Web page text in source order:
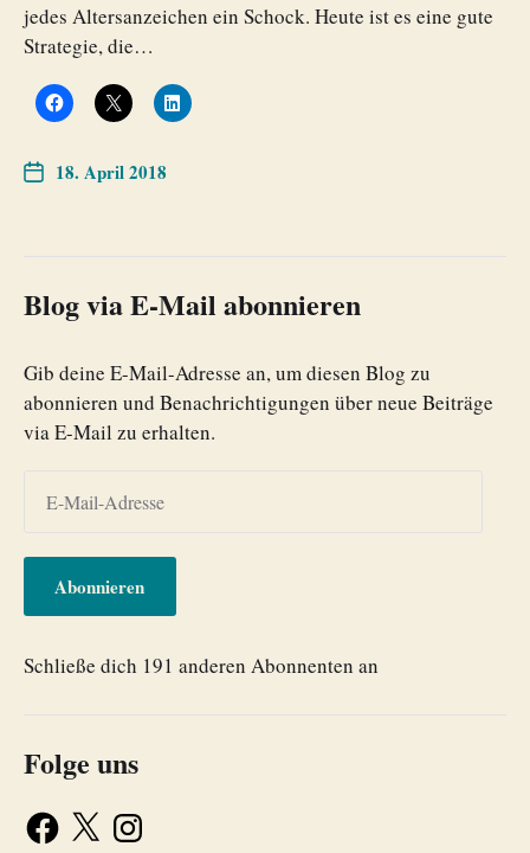
jedes Altersanzeichen ein Schock. Heute ist es eine gute
Strategie, die…
18. April 2018
Blog via E-Mail abonnieren
Gib deine E-Mail-Adresse an, um diesen Blog zu
abonnieren und Benachrichtigungen über neue Beiträge
via E-Mail zu erhalten.
Abonnieren
Schließe dich 191 anderen Abonnenten an
Folge uns